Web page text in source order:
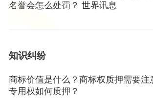
名誉会怎么处罚？ 世界讯息
知识纠纷
商标价值是什么？商标权质押需要注
专用权如何质押？